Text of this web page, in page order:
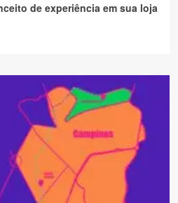
de experiência em sua loja